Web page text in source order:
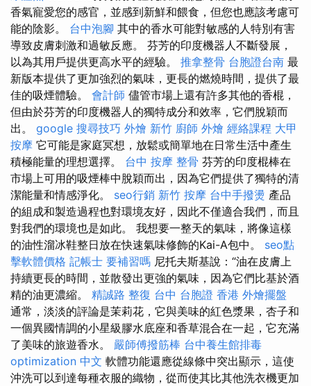
香氣寵愛您的感官，並感到新鮮和餵食，但您也應該考慮可
能的陰影。 台中泡腳 其中的香水可能對敏感的人特別有害
導致皮膚刺激和過敏反應。 芬芳的印度機器人不斷發展，
以為其用戶提供更高水平的經驗。 推拿整骨 台胞證台南 最
新版本提供了更加強烈的氣味，更長的燃燒時間，提供了最
佳的吸煙體驗。 會計師 儘管市場上還有許多其他的香棍，
但由於芬芳的印度機器人的獨特成分和效率，它們脫穎而
出。 google 搜尋技巧 外燴 新竹 廚師 外燴 經絡課程 大甲
按摩 它可能是家庭冥想，放鬆或簡單地在日常生活中產生
積極能量的理想選擇。 台中 按摩 整骨 芬芳的印度棍棒在
市場上可用的吸煙棒中脫穎而出，因為它們提供了獨特的清
潔能量和情感淨化。 seo行銷 新竹 按摩 台中手撥燙 產品
的組成和製造過程也對環境友好，因此不僅適合我們，而且
對我們的環境也是如此。 我想要一整天的氣味，將像這樣
的油性溜冰鞋整日放在快速氣味修飾的Kai-A包中。 seo點
擊軟體價格 記帳士 要補習嗎 尼托夫斯基說：“油在皮膚上
持續更長的時間，並散發出更強的氣味，因為它們比基於酒
精的油更濃縮。 精誠路 整復 台中 台胞證 香港 外燴擺盤
通常，淡淡的評論是茉莉花，它與美味的紅色漿果，杏子和
一個異國情調的小星級膠水底座和香草混合在一起，它充滿
了美味的旅遊香水。 嚴師傅撥筋棒 台中養生館排毒
optimization 中文 軟體功能還應從線條中突出顯示，這使
沖洗可以到達每種衣服的織物，從而使其比其他洗衣機更加